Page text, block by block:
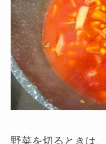
野菜を切るときは、